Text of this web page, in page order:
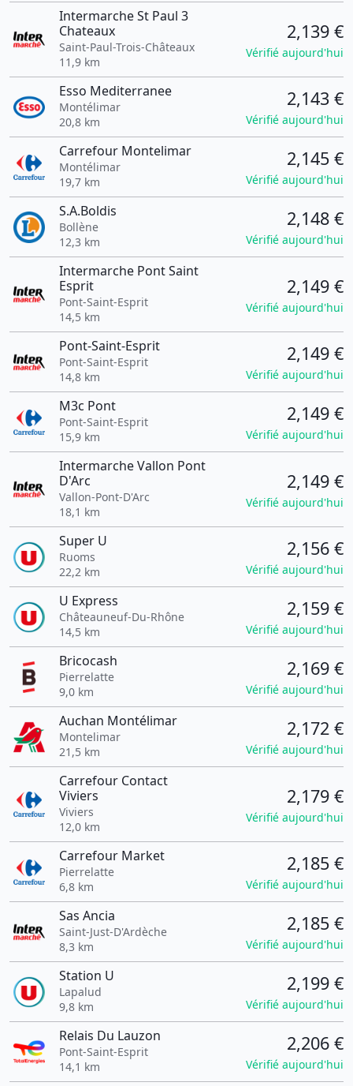
Intermarche St Paul 3
Chateaux
Saint-Paul-Trois-Châteaux
11,9 km
2,139 €
Vérifié aujourd'hui
Esso Mediterranee
Montélimar
20,8 km
2,143 €
Vérifié aujourd'hui
Carrefour Montelimar
Montélimar
19,7 km
2,145 €
Vérifié aujourd'hui
S.A.Boldis
Bollène
12,3 km
2,148 €
Vérifié aujourd'hui
Intermarche Pont Saint
Esprit
Pont-Saint-Esprit
14,5 km
2,149 €
Vérifié aujourd'hui
Pont-Saint-Esprit
Pont-Saint-Esprit
14,8 km
2,149 €
Vérifié aujourd'hui
M3c Pont
Pont-Saint-Esprit
15,9 km
2,149 €
Vérifié aujourd'hui
Intermarche Vallon Pont
D'Arc
Vallon-Pont-D'Arc
18,1 km
2,149 €
Vérifié aujourd'hui
Super U
Ruoms
22,2 km
2,156 €
Vérifié aujourd'hui
U Express
Châteauneuf-Du-Rhône
14,5 km
2,159 €
Vérifié aujourd'hui
Bricocash
Pierrelatte
9,0 km
2,169 €
Vérifié aujourd'hui
Auchan Montélimar
Montelimar
21,5 km
2,172 €
Vérifié aujourd'hui
Carrefour Contact
Viviers
Viviers
12,0 km
2,179 €
Vérifié aujourd'hui
Carrefour Market
Pierrelatte
6,8 km
2,185 €
Vérifié aujourd'hui
Sas Ancia
Saint-Just-D'Ardèche
8,3 km
2,185 €
Vérifié aujourd'hui
Station U
Lapalud
9,8 km
2,199 €
Vérifié aujourd'hui
Relais Du Lauzon
Pont-Saint-Esprit
14,1 km
2,206 €
Vérifié aujourd'hui